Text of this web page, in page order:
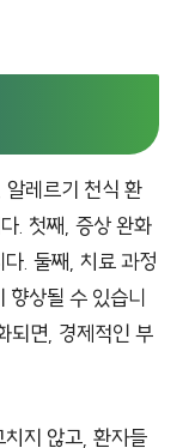
레르기 천식 환
. 첫째, 증상 완화
. 둘째, 치료 과정
향상될 수 있습니
되면, 경제적인 부
지 않고, 환자들